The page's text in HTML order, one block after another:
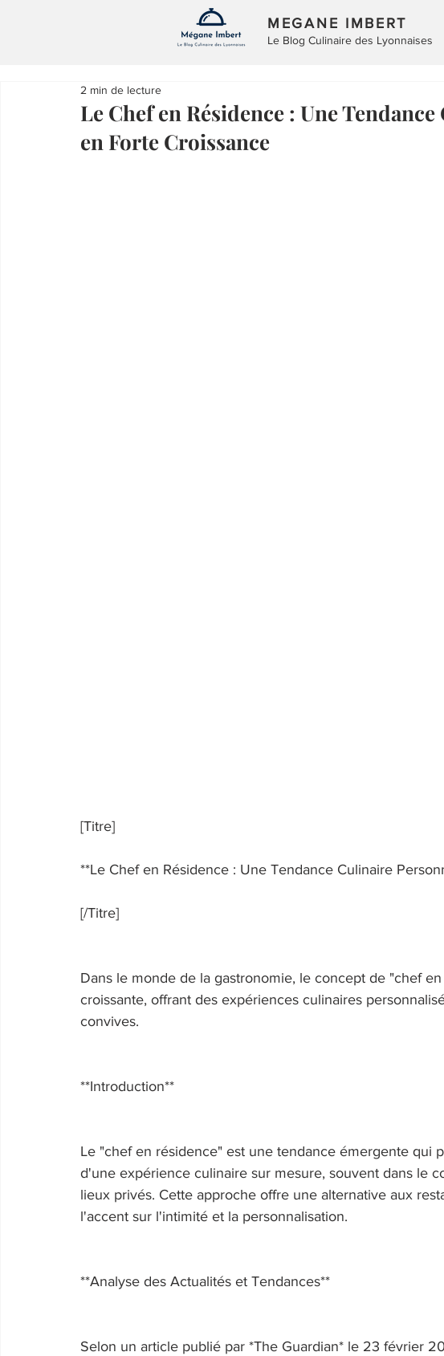
MEGANE IMBERT
Le Blog Culinaire des Lyonnaises
Le Chef en Résidence : Une
en Forte Croissance
2 min de lecture
[Titre]
**Le Chef en Résidence : Une Tendance Culinaire
[/Titre]
Dans le monde de la gastronomie, le concept de "chef
croissante, offrant des expériences culinaires
convives.
**Introduction**
Le "chef en résidence" est une tendance émergente qui
d'une expérience culinaire sur mesure, souvent dans le
lieux privés. Cette approche offre une alternative aux
l'accent sur l'intimité et la personnalisation.
**Analyse des Actualités et Tendances**
Selon un article publié par *The Guardian* le 23 février